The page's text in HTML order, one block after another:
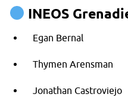
INEOS
Egan Bernal
Thymen Arensman
Jonathan Castroviejo